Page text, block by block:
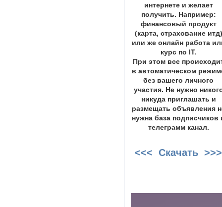
интернете и желает
получить. Например:
финансовый продукт
(карта, страхование итд)
или же онлайн работа
курс по IT.
При этом все
в автоматическом
без вашего личного
участия. Не нужно
никуда приглашать и
размещать объявления
нужна база подписчиков
телеграмм канал.
<<< Скачать >>>